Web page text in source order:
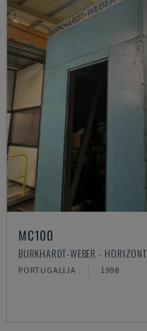
MC100
BURKHARDT-WEBER -
PORTUGALIJA 1998